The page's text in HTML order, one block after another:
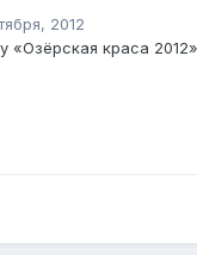
2012
«Озёрская краса